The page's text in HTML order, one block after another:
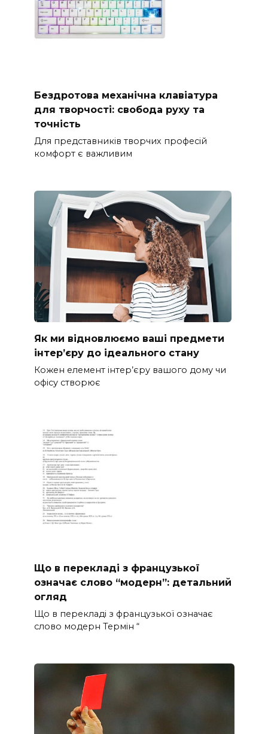
Бездротова механічна клавіатура
для творчості: свобода руху та
точність
Для представників творчих професій
комфорт є важливим
Як ми відновлюємо ваші предмети
інтер’єру до ідеального стану
Кожен елемент інтер’єру вашого дому чи
офісу створює
Що в перекладі з французької
означає слово “модерн”: детальний
огляд
Що в перекладі з французької означає
слово модерн Термін “